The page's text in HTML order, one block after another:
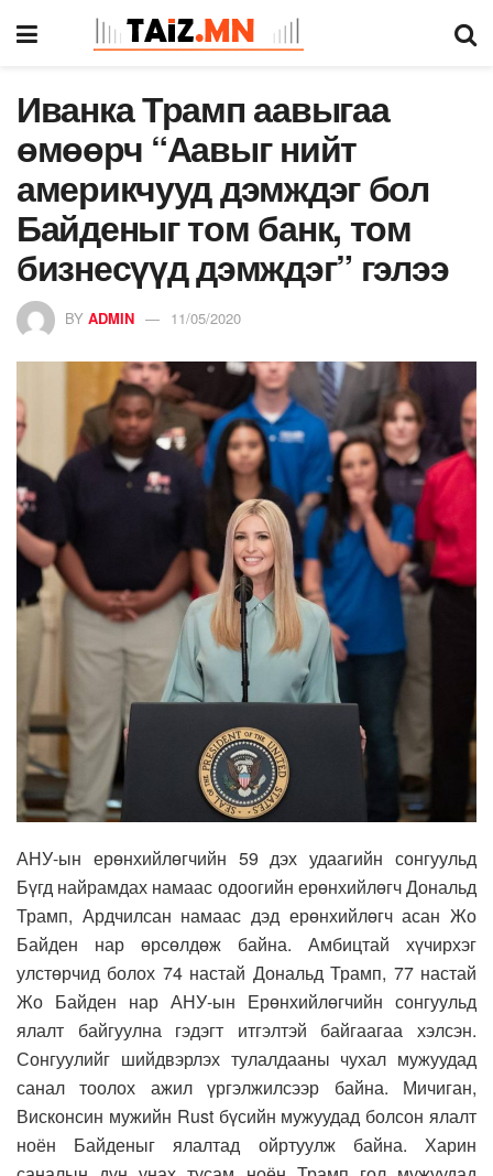
Иванка Трамп аавыгаа
өмөөрч “Аавыг нийт
америкчууд дэмждэг бол
Байденыг том банк, том
бизнесүүд дэмждэг” гэлээ
BY ADMIN 11/05/2020
АНУ-ын ерөнхийлөгчийн 59 дэх удаагийн сонгуульд
Бүгд найрамдах намаас одоогийн ерөнхийлөгч Дональд
Трамп, Ардчилсан намаас дэд ерөнхийлөгч асан Жо
Байден нар өрсөлдөж байна. Амбицтай хүчирхэг
улстөрчид болох 74 настай Дональд Трамп, 77 настай
Жо Байден нар АНУ-ын Ерөнхийлөгчийн сонгуульд
ялалт байгуулна гэдэгт итгэлтэй байгаагаа хэлсэн.
Сонгуулийг шийдвэрлэх тулалдааны чухал мужуудад
санал тоолох ажил үргэлжилсээр байна. Мичиган,
Висконсин мужийн Rust бүсийн мужуудад болсон ялалт
ноён Байденыг ялалтад ойртуулж байна. Харин